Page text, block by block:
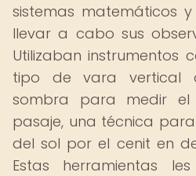
sistemas matemáticos
llevar a cabo sus
Utilizaban instrumentos
tipo de vara vertical
sombra para medir
pasaje, una técnica
del sol por el cenit en
Estas herramientas